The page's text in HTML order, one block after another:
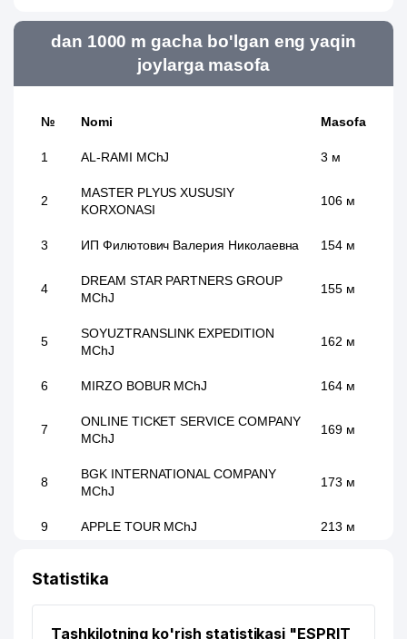
dan 1000 m gacha bo'lgan eng yaqin
joylarga masofa
№ Nomi Masofa
1 AL-RAMI MChJ 3 м
2
MASTER PLYUS XUSUSIY
KORXONASI
106 м
3 ИП Филютович Валерия Николаевна 154 м
4
DREAM STAR PARTNERS GROUP
MChJ
155 м
5
SOYUZTRANSLINK EXPEDITION
MChJ
162 м
6 MIRZO BOBUR MChJ 164 м
7
ONLINE TICKET SERVICE COMPANY
MChJ
169 м
8
BGK INTERNATIONAL COMPANY
MChJ
173 м
9 APPLE TOUR MChJ 213 м
ASTAS ENDUSTRI TEKSTIL
Statistika
Tashkilotning ko'rish statistikasi "ESPRIT